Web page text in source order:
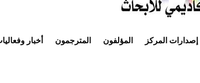
إصدارات المركز المؤلفون المترجمون أخبار